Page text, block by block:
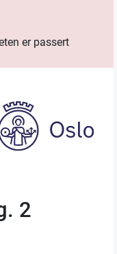
er passert
2